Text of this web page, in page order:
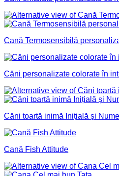
Cană Termosensibilă
Căni personalizate colorate în
Căni toartă inimă Inițială și Nume
Cană Fish Attitude